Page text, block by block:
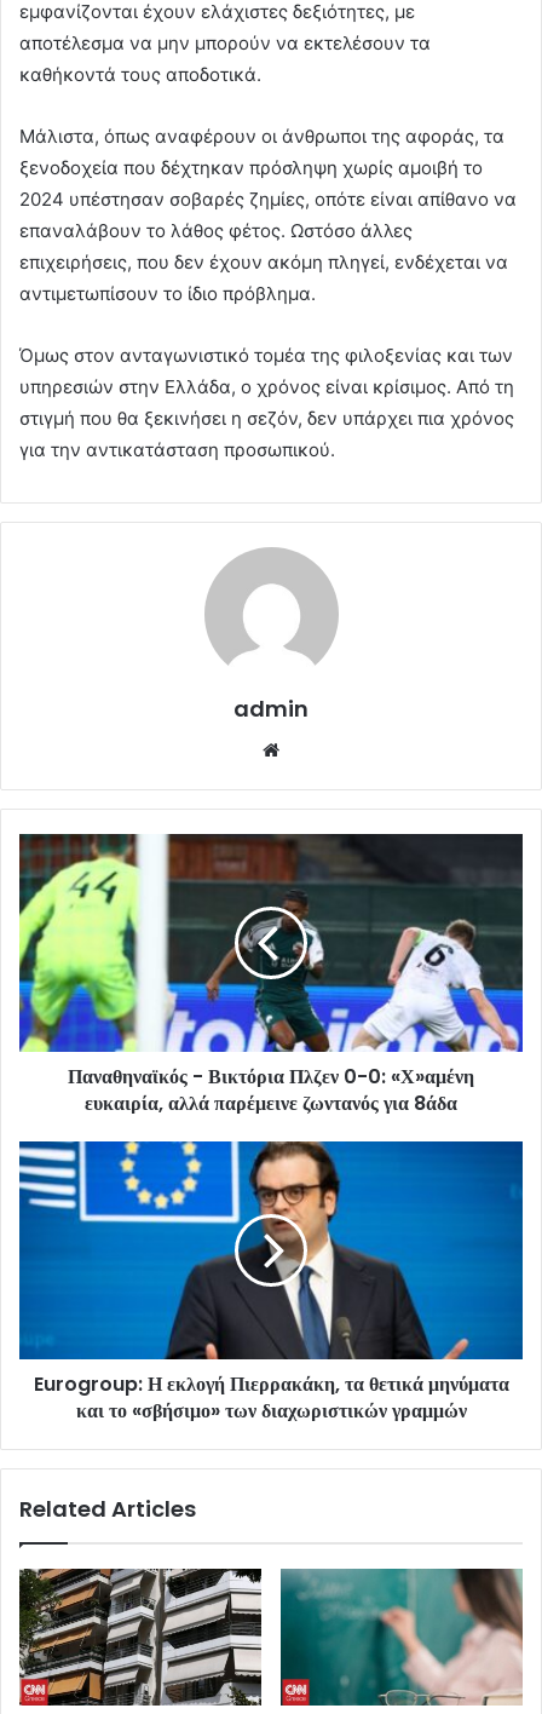
εμφανίζονται έχουν ελάχιστες δεξιότητες, με
αποτέλεσμα να μην μπορούν να εκτελέσουν τα
καθήκοντά τους αποδοτικά.
Μάλιστα, όπως αναφέρουν οι άνθρωποι της αφοράς, τα
ξενοδοχεία που δέχτηκαν πρόσληψη χωρίς αμοιβή το
2024 υπέστησαν σοβαρές ζημίες, οπότε είναι απίθανο να
επαναλάβουν το λάθος φέτος. Ωστόσο άλλες
επιχειρήσεις, που δεν έχουν ακόμη πληγεί, ενδέχεται να
αντιμετωπίσουν το ίδιο πρόβλημα.
Όμως στον ανταγωνιστικό τομέα της φιλοξενίας και των
υπηρεσιών στην Ελλάδα, ο χρόνος είναι κρίσιμος. Από τη
στιγμή που θα ξεκινήσει η σεζόν, δεν υπάρχει πια χρόνος
για την αντικατάσταση προσωπικού.
admin
Παναθηναϊκός - Βικτόρια Πλζεν 0-0: «Χ»αμένη
ευκαιρία, αλλά παρέμεινε ζωντανός για 8άδα
Eurogroup: Η εκλογή Πιερρακάκη, τα θετικά μηνύματα
και το «σβήσιμο» των διαχωριστικών γραμμών
Related Articles